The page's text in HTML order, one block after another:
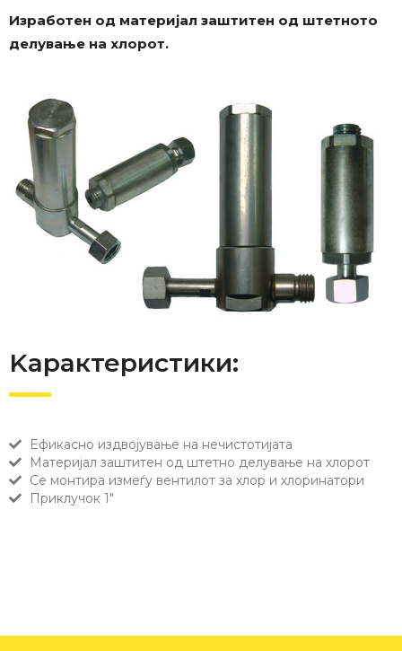
Изработен од материјал заштитен од штетното
делување на хлорот.
Kарактеристики:
Eфикасно издвојување на нечистотијата
Mатеријал заштитен од штетно делување на хлорот
Се монтира измеѓу вентилот за хлор и хлоринатори
Приклучок 1"